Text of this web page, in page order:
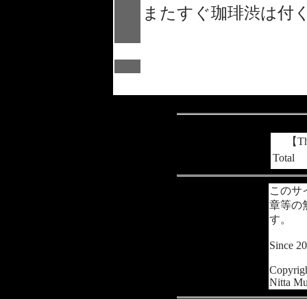
またすぐ珈琲渋は付
【
Total
このサ
章等の
す。
Since
Nitta